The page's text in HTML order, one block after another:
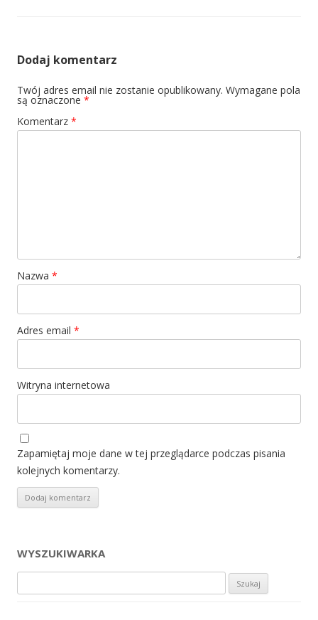
Dodaj komentarz
Twój adres email nie zostanie opublikowany. Wymagane pola
są oznaczone *
Komentarz *
Nazwa *
Adres email *
Witryna internetowa
Zapamiętaj moje dane w tej przeglądarce podczas pisania
kolejnych komentarzy.
WYSZUKIWARKA